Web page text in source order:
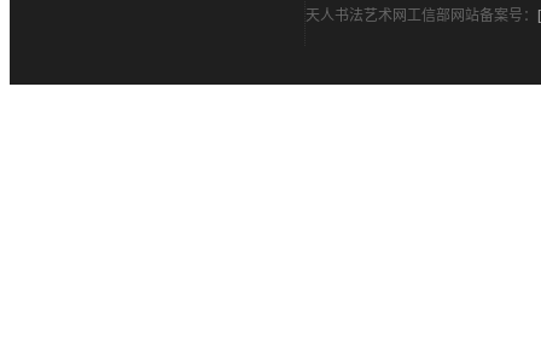
天人书法艺术网工信部网站备案号：